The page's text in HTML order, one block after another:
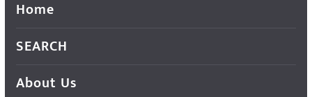
Home
SEARCH
About Us